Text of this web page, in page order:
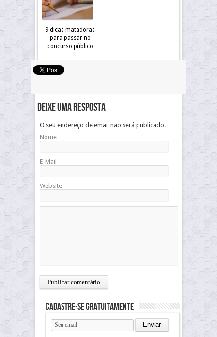
9 dicas matadoras
para passar no
concurso público
Deixe uma resposta
O seu endereço de email não será publicado.
Nome
E-Mail
Website
Cadastre-se gratuitamente